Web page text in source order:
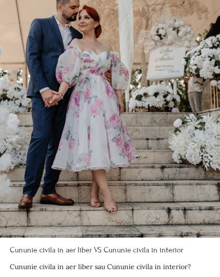
Cununie civila in aer liber VS Cununie civila in interior
Cununie civila in aer liber sau Cununie civila in interior?